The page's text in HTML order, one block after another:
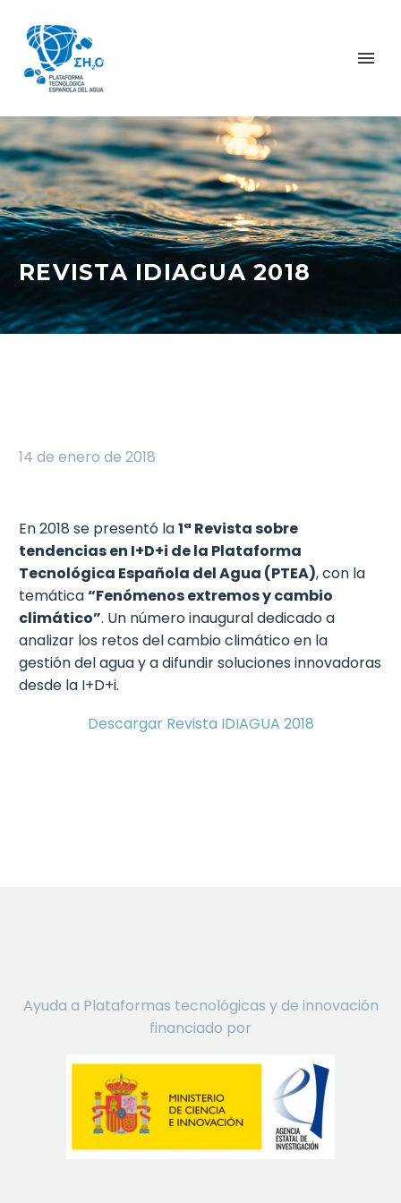
REVISTA IDIAGUA 2018
14 de enero de 2018
En 2018 se presentó la1ª Revista sobre
tendencias en I+D+i de la Plataforma
Tecnológica Española del Agua (PTEA), con la
temática“Fenómenos extremos y cambio
climático”. Un número inaugural dedicado a
analizar los retos del cambio climático en la
gestión del agua y a difundir soluciones innovadoras
desde la I+D+i.
Descargar Revista IDIAGUA 2018
Ayuda a Plataformas tecnológicas y de innovación
financiado por